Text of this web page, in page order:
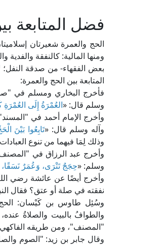
فضل المتابعة
الحج والعمرة شعيرتان
ومنها المالية: كالنفقة والفدية
بعض الفقهاء- من صدقة النفل؛
المتابعة بين الحج والعمرة:
فأخرج البخاري ومسلم في
وسلم قال: «العُمْرَةُ إِلَى العُمْرَةِ
وأخرج الإمام أحمد في
وآله وسلم قال: «تَابِعُوا بَيْنَ
وذلك لِمَا فيهما من تنوع
وأخرج عبد الرزاق في
وسلم: «حِجَجٌ تَتْرَى، وَعُمَرٌ نَسَقًا،
وأخرج أيضًا عن عائشة رضي
نفقته في صلة أو عتق؟ فقال
وسُئِل طاوس بن كَيْسان: الحج
والطوافُ بالبيت والصلاةُ
"المصنف"، ومن طريقه
وقال جابر بن زيد: "الصوم